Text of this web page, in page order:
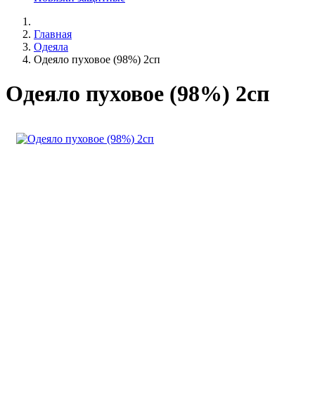
Главная
Одеяла
Одеяло пуховое (98%) 2сп
Одеяло пуховое (98%) 2сп